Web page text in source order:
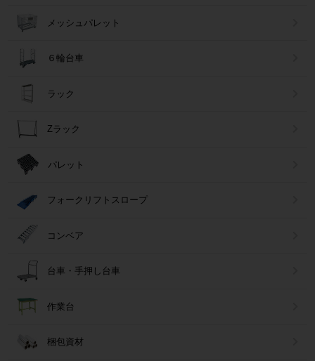
メッシュパレット
６輪台車
ラック
Zラック
パレット
フォークリフトスロープ
コンベア
台車・手押し台車
作業台
梱包資材